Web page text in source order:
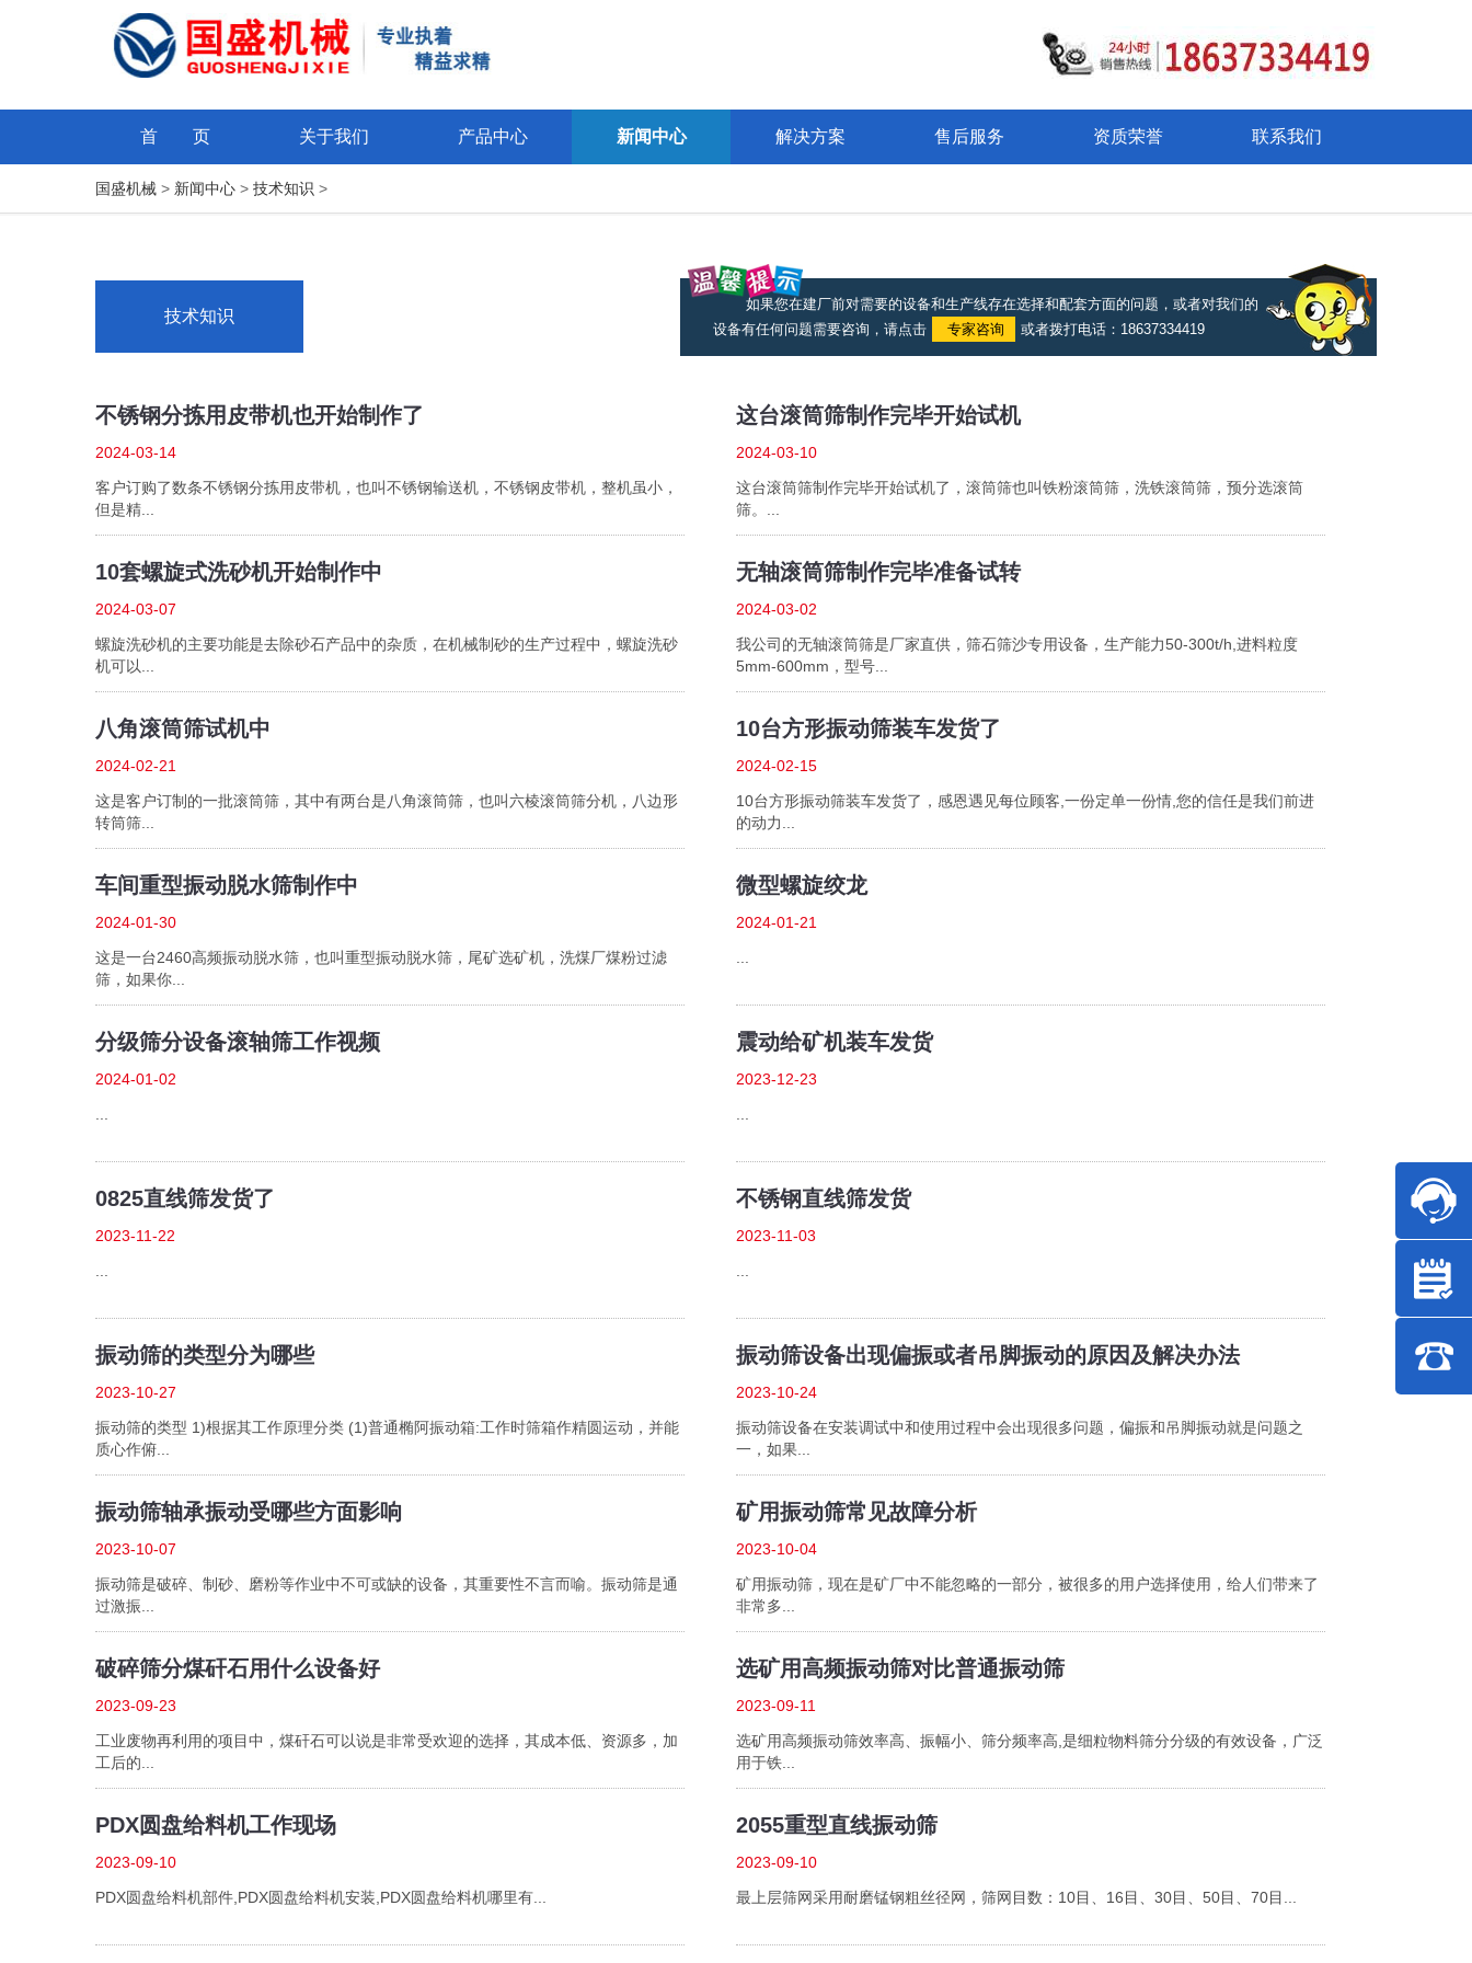
首 页 关于我们 产品中心 新闻中心 解决方案 售后服务 资质荣誉 联系我们
国盛机械 > 新闻中心 > 技术知识 >
技术知识
如果您在建厂前对需要的设备和生产线存在选择和配套方面的问题，或者对我们的
设备有任何问题需要咨询，请点击
专家咨询 或者拨打电话：18637334419
不锈钢分拣用皮带机也开始制作了
2024-03-14
客户订购了数条不锈钢分拣用皮带机，也叫不锈钢输送机，不锈钢皮带机，整机虽小，
但是精...
这台滚筒筛制作完毕开始试机
2024-03-10
这台滚筒筛制作完毕开始试机了，滚筒筛也叫铁粉滚筒筛，洗铁滚筒筛，预分选滚筒
筛。...
10套螺旋式洗砂机开始制作中
2024-03-07
螺旋洗砂机的主要功能是去除砂石产品中的杂质，在机械制砂的生产过程中，螺旋洗砂
机可以...
无轴滚筒筛制作完毕准备试转
2024-03-02
我公司的无轴滚筒筛是厂家直供，筛石筛沙专用设备，生产能力50-300t/h,进料粒度
5mm-600mm，型号...
八角滚筒筛试机中
2024-02-21
这是客户订制的一批滚筒筛，其中有两台是八角滚筒筛，也叫六棱滚筒筛分机，八边形
转筒筛...
10台方形振动筛装车发货了
2024-02-15
10台方形振动筛装车发货了，感恩遇见每位顾客,一份定单一份情,您的信任是我们前进
的动力...
车间重型振动脱水筛制作中
2024-01-30
这是一台2460高频振动脱水筛，也叫重型振动脱水筛，尾矿选矿机，洗煤厂煤粉过滤
筛，如果你...
微型螺旋绞龙
2024-01-21
分级筛分设备滚轴筛工作视频
2024-01-02
震动给矿机装车发货
2023-12-23
0825直线筛发货了
2023-11-22
不锈钢直线筛发货
2023-11-03
振动筛的类型分为哪些
2023-10-27
振动筛的类型 1)根据其工作原理分类 (1)普通椭阿振动箱:工作时筛箱作精圆运动，并能
质心作俯...
振动筛设备出现偏振或者吊脚振动的原因及解决办法
2023-10-24
振动筛设备在安装调试中和使用过程中会出现很多问题，偏振和吊脚振动就是问题之
一，如果...
振动筛轴承振动受哪些方面影响
2023-10-07
振动筛是破碎、制砂、磨粉等作业中不可或缺的设备，其重要性不言而喻。振动筛是通
过激振...
矿用振动筛常见故障分析
2023-10-04
矿用振动筛，现在是矿厂中不能忽略的一部分，被很多的用户选择使用，给人们带来了
非常多...
破碎筛分煤矸石用什么设备好
2023-09-23
工业废物再利用的项目中，煤矸石可以说是非常受欢迎的选择，其成本低、资源多，加
工后的...
选矿用高频振动筛对比普通振动筛
2023-09-11
选矿用高频振动筛效率高、振幅小、筛分频率高,是细粒物料筛分分级的有效设备，广泛
用于铁...
PDX圆盘给料机工作现场
2023-09-10
PDX圆盘给料机部件,PDX圆盘给料机安装,PDX圆盘给料机哪里有...
2055重型直线振动筛
2023-09-10
最上层筛网采用耐磨锰钢粗丝径网，筛网目数：10目、16目、30目、50目、70目...